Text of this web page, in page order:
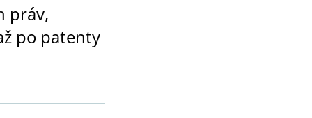
práv,
po patenty